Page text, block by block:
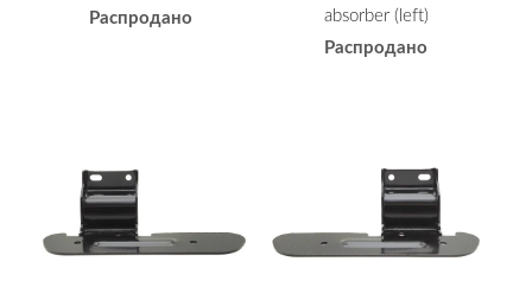
Распродано
absorber (left)
Распродано